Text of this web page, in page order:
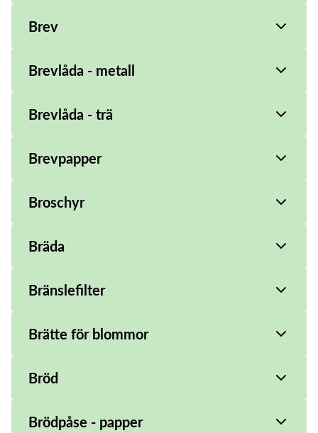
Brev
Brevlåda - metall
Brevlåda - trä
Brevpapper
Broschyr
Bräda
Bränslefilter
Brätte för blommor
Bröd
Brödpåse - papper